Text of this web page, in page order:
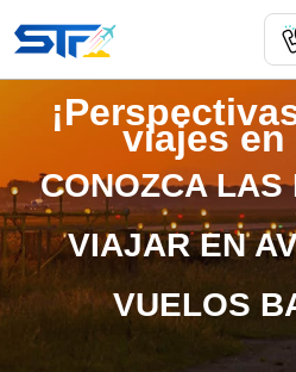
viajes
CONOZCA LAS
VIAJAR EN
VUELOS